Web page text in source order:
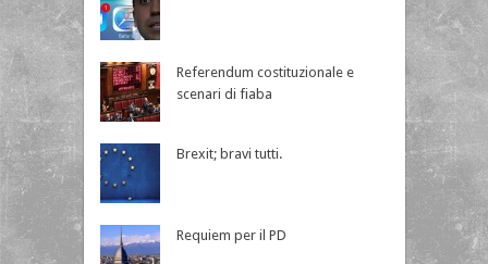
Referendum costituzionale e
scenari di fiaba
Brexit; bravi tutti.
Requiem per il PD